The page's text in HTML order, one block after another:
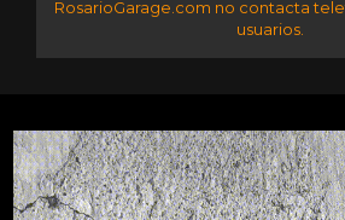
RosarioGarage.com no contacta
usuarios.